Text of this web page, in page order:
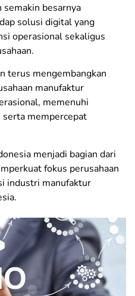
besarnya
solusi digital yang
operasional sekaligus
terus mengembangkan
manufaktur
memenuhi
mempercepat
menjadi bagian dari
fokus perusahaan
industri manufaktur